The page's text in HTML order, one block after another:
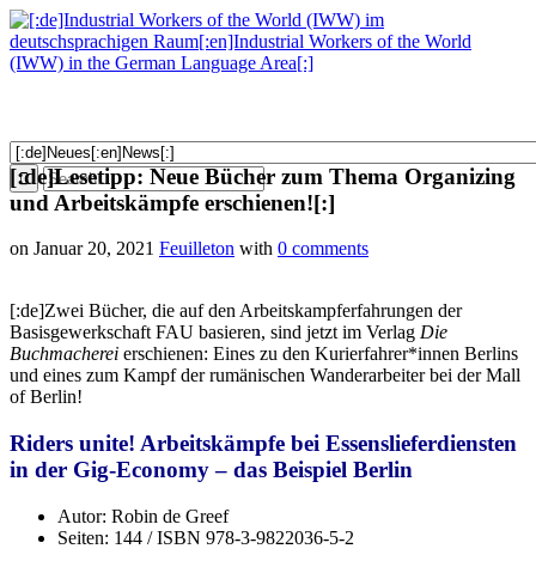
[:de]Lesetipp: Neue Bücher zum Thema Organizing
und Arbeitskämpfe erschienen![:]
on Januar 20, 2021 Feuilleton with 0 comments
[:de]Zwei Bücher, die auf den Arbeitskampferfahrungen der
Basisgewerkschaft FAU basieren, sind jetzt im Verlag Die
Buchmacherei erschienen: Eines zu den Kurierfahrer*innen Berlins
und eines zum Kampf der rumänischen Wanderarbeiter bei der Mall
of Berlin!
Riders unite! Arbeitskämpfe bei Essenslieferdiensten
in der Gig-Economy – das Beispiel Berlin
Autor: Robin de Greef
Seiten: 144 / ISBN 978-3-9822036-5-2